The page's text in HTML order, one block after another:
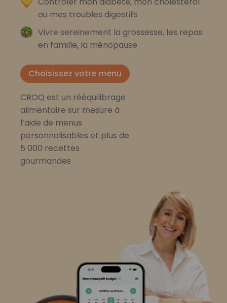
ou mes troubles digestifs
Vivre sereinement la grossesse, les repas
en famille, la ménopause
Choisissez votre menu
CROQ est un rééquilibrage
alimentaire sur mesure à
l’aide de menus
personnalisables et plus de
5 000 recettes
gourmandes